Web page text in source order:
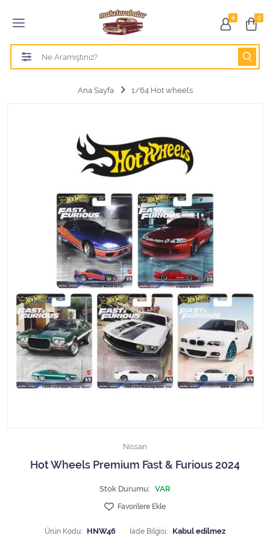
0
Tüm Kategoriler
1/18 BURAGO
1/18 HOT WHEELS
1/18 JADA TOYS
1/18 KK Scale
1/18 MAİSTO
1/18 MCG
1/18 MİNİCHAMPS
1/18 Motormax
1/18 NOREV
Ana Sayfa 1/64 Hot wheels
Nissan
Hot Wheels Premium Fast & Furious 2024
Stok Durumu: VAR
Favorilere Ekle
Ürün Kodu: HNW46 İade Bilgisi: